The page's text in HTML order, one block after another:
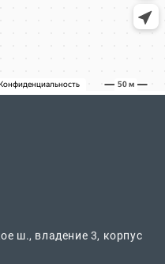
ш., владение 3, корпус